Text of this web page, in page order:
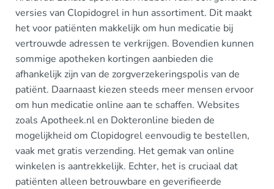
versies van Clopidogrel in hun assortiment. Dit maakt
het voor patiënten makkelijk om hun medicatie bij
vertrouwde adressen te verkrijgen. Bovendien kunnen
sommige apotheken kortingen aanbieden die
afhankelijk zijn van de zorgverzekeringspolis van de
patiënt. Daarnaast kiezen steeds meer mensen ervoor
om hun medicatie online aan te schaffen. Websites
zoals Apotheek.nl en Dokteronline bieden de
mogelijkheid om Clopidogrel eenvoudig te bestellen,
vaak met gratis verzending. Het gemak van online
winkelen is aantrekkelijk. Echter, het is cruciaal dat
patiënten alleen betrouwbare en geverifieerde